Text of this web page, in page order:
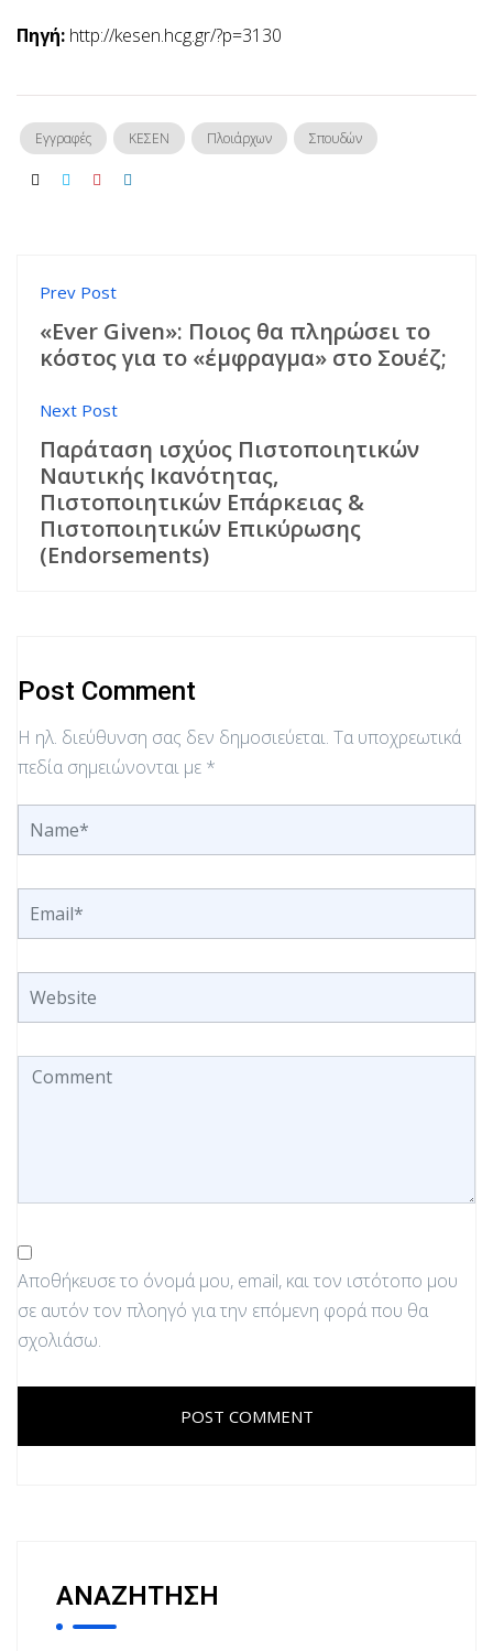
Πηγή: http://kesen.hcg.gr/?p=3130
Εγγραφές ΚΕΣΕΝ Πλοιάρχων Σπουδών
Πλοήγηση
άρθρων
Prev Post
«Ever Given»: Ποιος θα πληρώσει το
κόστος για το «έμφραγμα» στο Σουέζ;
Next Post
Παράταση ισχύος Πιστοποιητικών
Ναυτικής Ικανότητας,
Πιστοποιητικών Επάρκειας &
Πιστοποιητικών Επικύρωσης
(Endorsements)
Post Comment
Η ηλ. διεύθυνση σας δεν δημοσιεύεται. Τα υποχρεωτικά
πεδία σημειώνονται με *
Αποθήκευσε το όνομά μου, email, και τον ιστότοπο μου
σε αυτόν τον πλοηγό για την επόμενη φορά που θα
σχολιάσω.
POST COMMENT
ΑΝΑΖΗΤΗΣΗ